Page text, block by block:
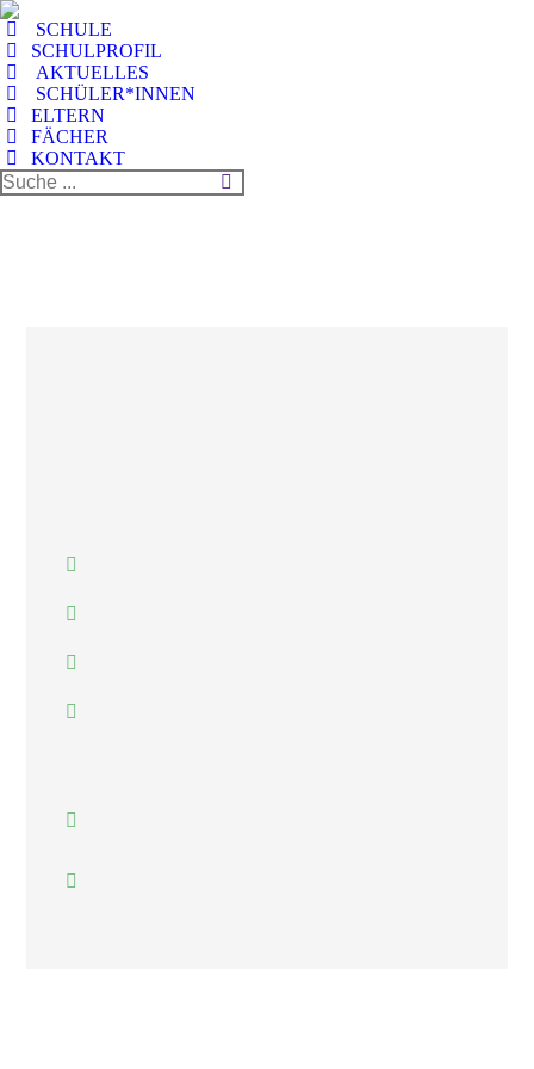
SCHULE
SCHULPROFIL
AKTUELLES
SCHÜLER*INNEN
ELTERN
FÄCHER
KONTAKT